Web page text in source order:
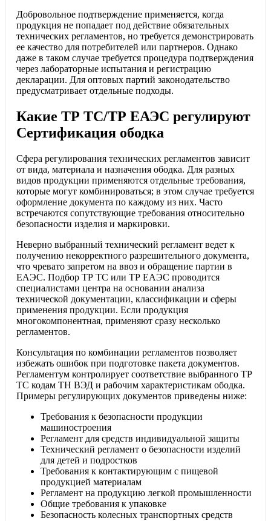
Добровольное подтверждение применяется, когда
продукция не попадает под действие обязательных
технических регламентов, но требуется демонстрировать
ее качество для потребителей или партнеров. Однако
даже в таком случае требуется процедура подтверждения
через лабораторные испытания и регистрацию
декларации. Для оптовых партий законодательство
предусматривает отдельные подходы.
Какие ТР ТС/ТР ЕАЭС регулируют
Сертификация ободка
Сфера регулирования технических регламентов зависит
от вида, материала и назначения ободка. Для разных
видов продукции применяются отдельные требования,
которые могут комбинироваться; в этом случае требуется
оформление документа по каждому из них. Часто
встречаются сопутствующие требования относительно
безопасности изделия и маркировки.
Неверно выбранный технический регламент ведет к
получению некорректного разрешительного документа,
что чревато запретом на ввоз и обращение партии в
ЕАЭС. Подбор ТР ТС или ТР ЕАЭС проводится
специалистами центра на основании анализа
технической документации, классификации и сферы
применения продукции. Если продукция
многокомпонентная, применяют сразу несколько
регламентов.
Консультация по комбинации регламентов позволяет
избежать ошибок при подготовке пакета документов.
Регламентум контролирует соответствие выбранного ТР
ТС кодам ТН ВЭД и рабочим характеристикам ободка.
Примеры регулирующих документов приведены ниже:
Требования к безопасности продукции
машиностроения
Регламент для средств индивидуальной защиты
Технический регламент о безопасности изделий
для детей и подростков
Требования к контактирующим с пищевой
продукцией материалам
Регламент на продукцию легкой промышленности
Общие требования к упаковке
Безопасность колесных транспортных средств